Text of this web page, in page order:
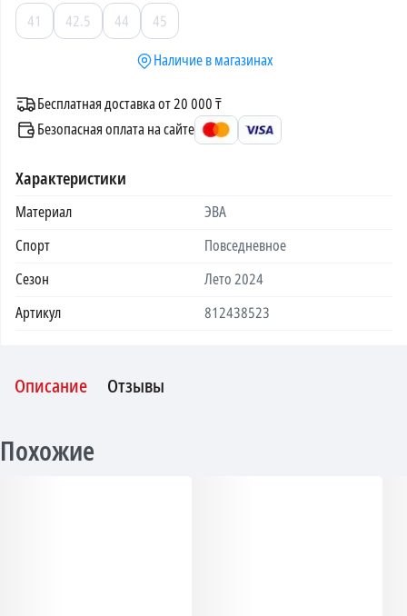
41
42.5 44
45
Наличие в магазинах
Бесплатная доставка от 20 000 ₸
Безопасная оплата на сайте
Характеристики
Материал
ЭВА
Спорт
Повседневное
Сезон
Лето 2024
Артикул
812438523
Описание Отзывы
Похожие